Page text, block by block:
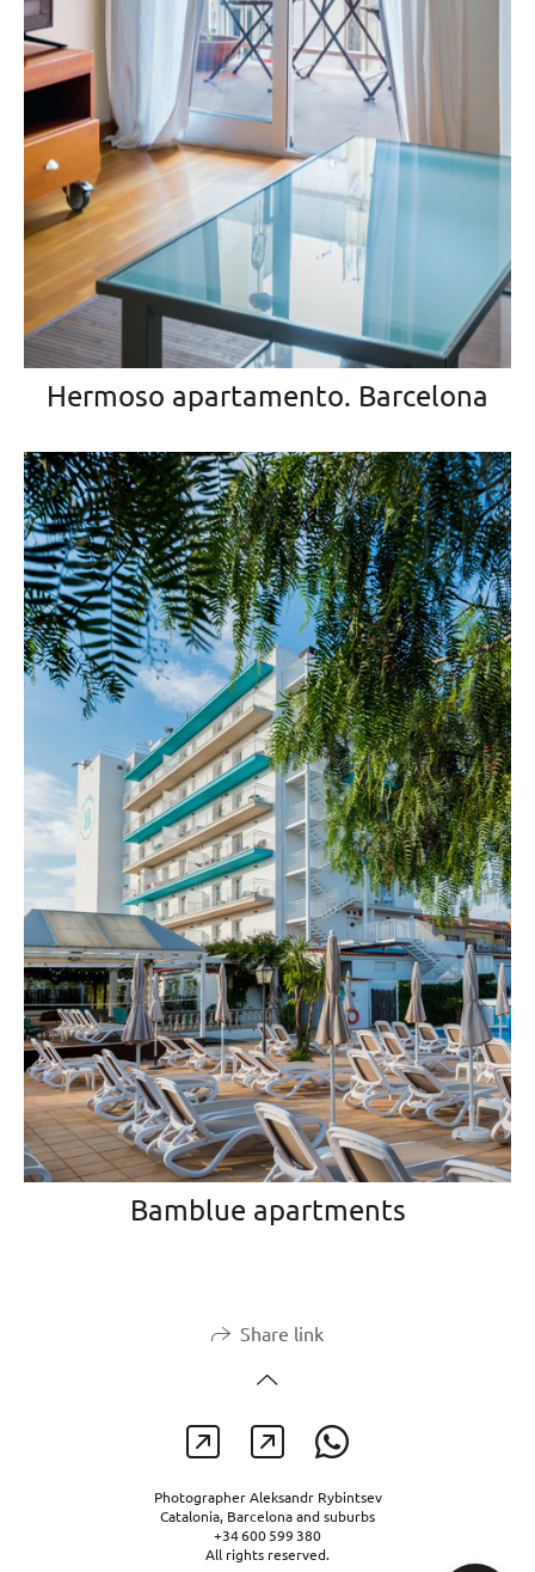
Hermoso apartamento. Barcelona
Bamblue apartments
Share link
Photographer Aleksandr Rybintsev
Catalonia, Barcelona and suburbs
+34 600 599 380
All rights reserved.